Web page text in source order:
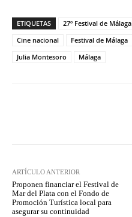
ETIQUETAS 27º Festival de Málaga
Cine nacional
Festival de Málaga
Julia Montesoro
Málaga
ARTÍCULO ANTERIOR
Proponen financiar el Festival de
Mar del Plata con el Fondo de
Promoción Turística local para
asegurar su continuidad